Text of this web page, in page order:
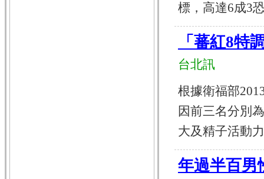
標，高達6成3
「蕃紅8特
台北訊
根據衛福部
因前三名分別
大及精子活動
年過半百男